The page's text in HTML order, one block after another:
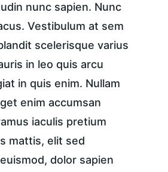
nunc sapien. Nunc
Vestibulum at sem
scelerisque varius
in leo quis arcu
in quis enim. Nullam
enim accumsan
iaculis pretium
mattis, elit sed
dolor sapien